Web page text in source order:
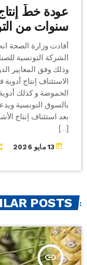
سنوات من
أفادت وزارة الصحة
وذلك وفق المعايير
الحموضة و كذلك
بالسوق التونسية
بعد استئناف إنتاج
[…]
today 13 مايو 2026
POSTS
insert_link